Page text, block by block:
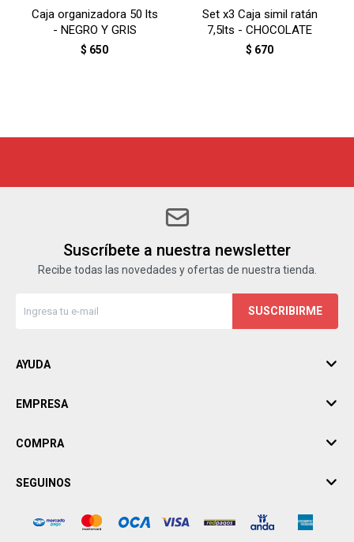
Caja organizadora 50 lts
- NEGRO Y GRIS
$ 650
Set x3 Caja simil ratán
7,5lts - CHOCOLATE
$ 670
Suscríbete a nuestra newsletter
Recibe todas las novedades y ofertas de nuestra tienda.
SUSCRIBIRME
AYUDA
EMPRESA
COMPRA
SEGUINOS